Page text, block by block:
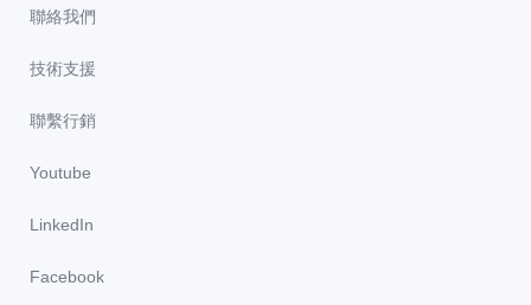
聯絡我們
技術支援
聯繫行銷
Youtube
LinkedIn
Facebook